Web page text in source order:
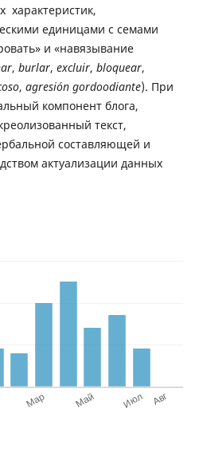
характеристик,
единицами с семами
и «навязывание
, burlar, excluir, bloquear,
, agresión gordoodiante). При
компонент блога,
текст,
составляющей и
актуализации данных